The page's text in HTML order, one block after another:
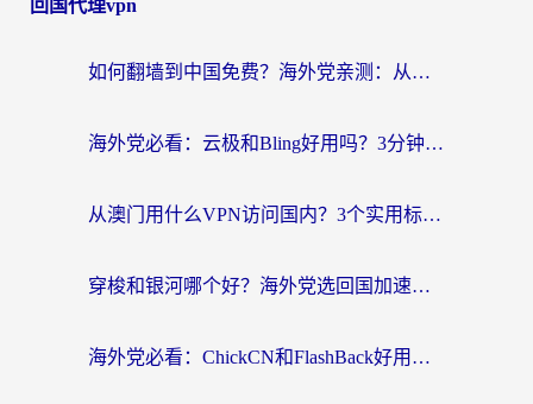
回国代理vpn
如何翻墙到中国免费？海外党亲测：从踩坑到选对加速器的全攻略
海外党必看：云极和Bling好用吗？3分钟教你选对回国加速器
从澳门用什么VPN访问国内？3个实用标准帮你避开坑，无缝刷剧听歌
穿梭和银河哪个好？海外党选回国加速器的避坑指南，附番茄加速器实测体验
海外党必看：ChickCN和FlashBack好用吗？3招教你选对回国加速器（附云极、HomeCN、斧牛vs艾果对比）